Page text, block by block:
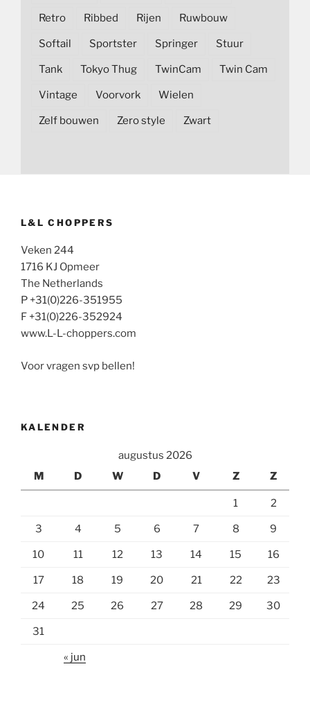
Retro Ribbed Rijen Ruwbouw
Softail Sportster Springer Stuur
Tank Tokyo Thug TwinCam Twin Cam
Vintage Voorvork Wielen
Zelf bouwen Zero style Zwart
L&L CHOPPERS
Veken 244
1716 KJ Opmeer
The Netherlands
P +31(0)226-351955
F +31(0)226-352924
www.L-L-choppers.com
Voor vragen svp bellen!
KALENDER
augustus 2026
M
D W D V Z Z
1 2
3 4 5 6 7 8 9
10 11 12 13 14 15 16
17 18 19 20 21 22 23
24 25 26 27 28 29 30
31
« jun